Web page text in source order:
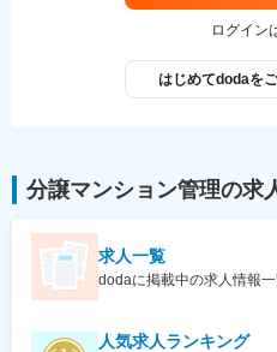
ログイン
はじめてdodaを
分譲マンション管理の求
求人一覧
dodaに掲載中の求人情報一
人気求人ランキング